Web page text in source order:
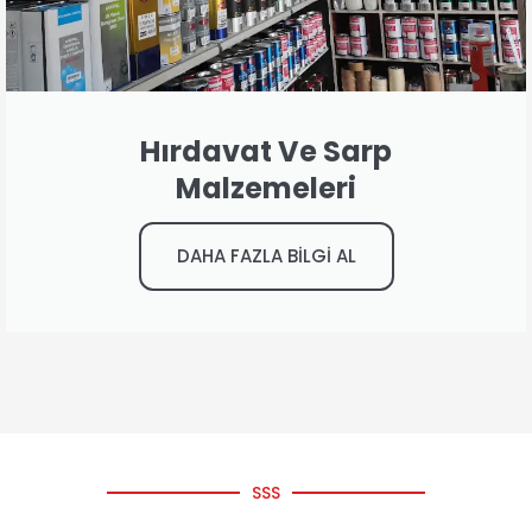
Hırdavat Ve Sarp
Malzemeleri
DAHA FAZLA BİLGİ AL
SSS